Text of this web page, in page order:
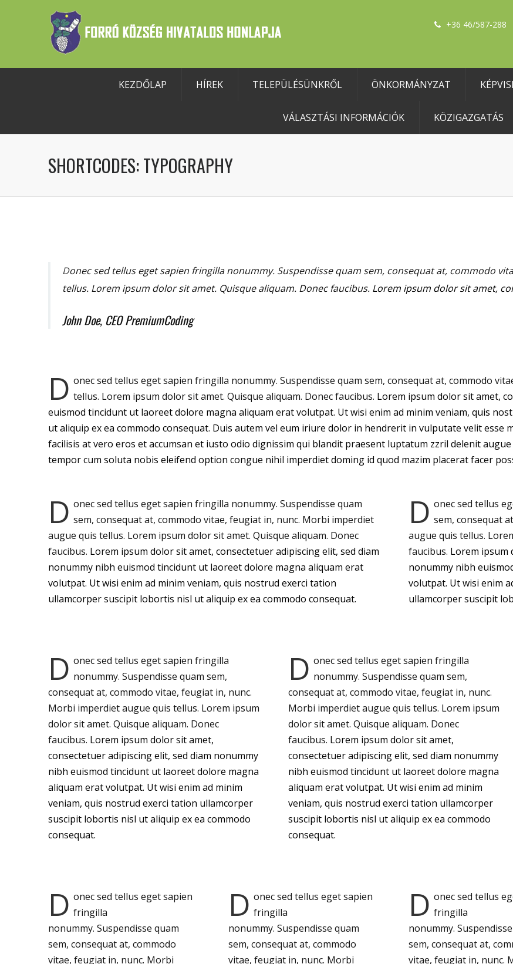
+36 46/587-288
KEZDŐLAP HÍREK TELEPÜLÉSÜNKRŐL ÖNKORMÁNYZAT
VÁLASZTÁSI INFORMÁCIÓK KÖZIGAZGATÁS
SHORTCODES: TYPOGRAPHY
Donec sed tellus eget sapien fringilla nonummy. Suspendisse quam sem, consequat at, commodo
tellus. Lorem ipsum dolor sit amet. Quisque aliquam. Donec faucibus. Lorem ipsum dolor sit amet,
John Doe, CEO PremiumCoding
D onec sed tellus eget sapien fringilla nonummy. Suspendisse quam sem, consequat at, commodo
tellus. Lorem ipsum dolor sit amet. Quisque aliquam. Donec faucibus. Lorem ipsum dolor sit amet,
euismod tincidunt ut laoreet dolore magna aliquam erat volutpat. Ut wisi enim ad minim veniam, quis
ut aliquip ex ea commodo consequat. Duis autem vel eum iriure dolor in hendrerit in vulputate velit esse
facilisis at vero eros et accumsan et iusto odio dignissim qui blandit praesent luptatum zzril delenit
tempor cum soluta nobis eleifend option congue nihil imperdiet doming id quod mazim placerat facer
D onec sed tellus eget sapien fringilla nonummy. Suspendisse quam
sem, consequat at, commodo vitae, feugiat in, nunc. Morbi imperdiet
augue quis tellus. Lorem ipsum dolor sit amet. Quisque aliquam. Donec
faucibus. Lorem ipsum dolor sit amet, consectetuer adipiscing elit, sed diam
nonummy nibh euismod tincidunt ut laoreet dolore magna aliquam erat
volutpat. Ut wisi enim ad minim veniam, quis nostrud exerci tation
ullamcorper suscipit lobortis nisl ut aliquip ex ea commodo consequat.
D onec sed tellus
sem, consequat
augue quis tellus.
faucibus. Lorem ipsum
nonummy nibh
volutpat. Ut wisi enim
ullamcorper suscipit
D onec sed tellus eget sapien fringilla
nonummy. Suspendisse quam sem,
consequat at, commodo vitae, feugiat in, nunc.
Morbi imperdiet augue quis tellus. Lorem ipsum
dolor sit amet. Quisque aliquam. Donec
faucibus. Lorem ipsum dolor sit amet,
consectetuer adipiscing elit, sed diam nonummy
nibh euismod tincidunt ut laoreet dolore magna
aliquam erat volutpat. Ut wisi enim ad minim
veniam, quis nostrud exerci tation ullamcorper
suscipit lobortis nisl ut aliquip ex ea commodo
consequat.
D onec sed tellus eget sapien fringilla
nonummy. Suspendisse quam sem,
consequat at, commodo vitae, feugiat in, nunc.
Morbi imperdiet augue quis tellus. Lorem ipsum
dolor sit amet. Quisque aliquam. Donec
faucibus. Lorem ipsum dolor sit amet,
consectetuer adipiscing elit, sed diam nonummy
nibh euismod tincidunt ut laoreet dolore magna
aliquam erat volutpat. Ut wisi enim ad minim
veniam, quis nostrud exerci tation ullamcorper
suscipit lobortis nisl ut aliquip ex ea commodo
consequat.
D onec sed tellus eget sapien
fringilla
nonummy. Suspendisse quam
sem, consequat at, commodo
vitae, feugiat in, nunc. Morbi
D onec sed tellus eget sapien
fringilla
nonummy. Suspendisse quam
sem, consequat at, commodo
vitae, feugiat in, nunc. Morbi
D onec sed tellus
fringilla
nonummy.
sem, consequat at,
vitae, feugiat in, nunc.